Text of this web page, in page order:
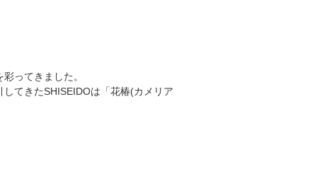
ってきました。
てきたSHISEIDOは「花椿(カメリア